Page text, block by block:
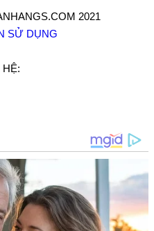
2021
SỬ DỤNG
HỆ: